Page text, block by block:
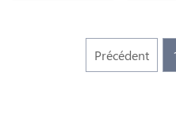
Précédent